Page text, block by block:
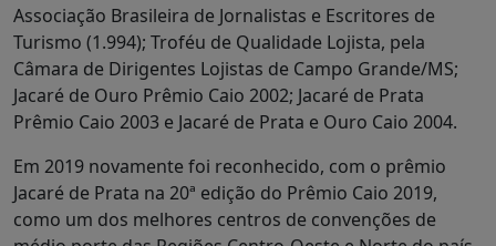
Associação Brasileira de Jornalistas e Escritores de
Turismo (1.994); Troféu de Qualidade Lojista, pela
Câmara de Dirigentes Lojistas de Campo Grande/MS;
Jacaré de Ouro Prêmio Caio 2002; Jacaré de Prata
Prêmio Caio 2003 e Jacaré de Prata e Ouro Caio 2004.
Em 2019 novamente foi reconhecido, com o prêmio
Jacaré de Prata na 20ª edição do Prêmio Caio 2019,
como um dos melhores centros de convenções de